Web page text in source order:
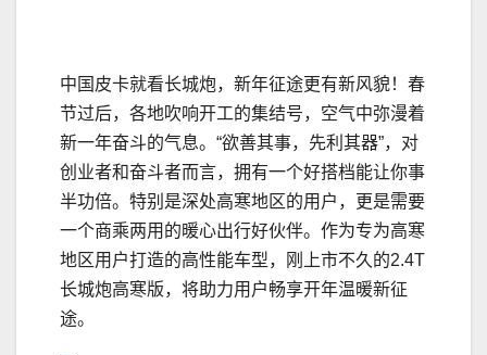
中国皮卡就看长城炮，新年征途更有新风貌！春
节过后，各地吹响开工的集结号，空气中弥漫着
新一年奋斗的气息。“欲善其事，先利其器”，对
创业者和奋斗者而言，拥有一个好搭档能让你事
半功倍。特别是深处高寒地区的用户，更是需要
一个商乘两用的暖心出行好伙伴。作为专为高寒
地区用户打造的高性能车型，刚上市不久的2.4T
长城炮高寒版，将助力用户畅享开年温暖新征
途。